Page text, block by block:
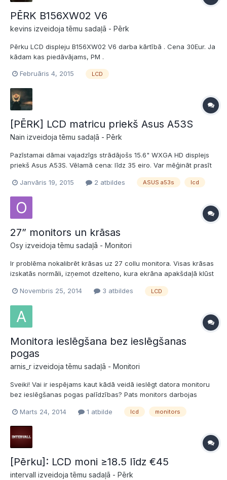
PĒRK B156XW02 V6
kevins izveidoja tēmu sadaļā - Pērk
Pērku LCD displeju B156XW02 V6 darba kārtībā . Cena 30Eur. Ja
kādam kas piedāvājams, PM .
Februāris 4, 2015 LCD
[PĒRK] LCD matricu priekš Asus A53S
Nain izveidoja tēmu sadaļā - Pērk
Pazīstamai dāmai vajadzīgs strādājošs 15.6" WXGA HD displejs
priekš Asus A53S. Vēlamā cena: līdz 35 eiro. Var mēģināt prasīt
uz epastu: putnina.kat@gmail.com . Sūtot piedāvājumu uz
epastu, lietas tālāk kārtojiet ar minēto dāmu. P...
Janvāris 19, 2015 2 atbildes ASUS a53s lcd
27” monitors un krāsas
Osy izveidoja tēmu sadaļā - Monitori
Ir problēma nokalibrēt krāsas uz 27 collu monitora. Visas krāsas
izskatās normāli, izņemot dzelteno, kura ekrāna apakšdaļā klūst
XL2720Z Zinu, ka TN panelis un skatu leņķis daudz ko ietekmē,
bet domāju, ka skatoties tieši perpendikulāri v...
Novembris 25, 2014 3 atbildes LCD
Monitora ieslēgšana bez ieslēgšanas
pogas
arnis_r izveidoja tēmu sadaļā - Monitori
Sveiki! Vai ir iespējams kaut kādā veidā ieslēgt datora monitoru
bez ieslēgšanas pogas palīdzības? Pats monitors darbojas
agrāk bija problēmas). Kādi varētu būt risinājumi? Modelis:
Samsung SyncMaster 720N, garantija sen beig...
Marts 24, 2014 1 atbilde lcd monitors
[Pērku]: LCD moni ≥18.5 līdz €45
intervall izveidoja tēmu sadaļā - Pērk